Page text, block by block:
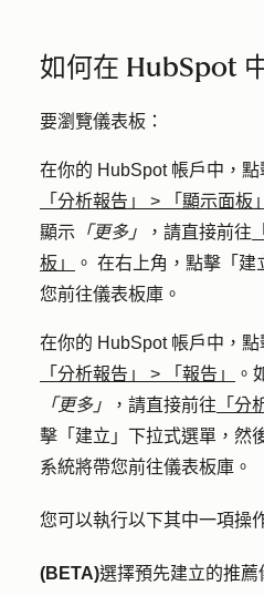
如何在 HubSpot
要瀏覽儀表板：
在你的 HubSpot 帳戶中，點
「分析報告」
> 「顯示面板」
顯示 「更多」 ，請直接前往
板」
。 在右上角，點擊 「
您前往儀表板庫。
在你的 HubSpot 帳戶中，點
「分析報告」
> 「報告」
。
「更多」
，請直接前往 「分
擊「 建立 」下拉式選單，然
系統將帶您前往儀表板庫。
您可以執行以下其中一項操
(BETA)選擇預先建立的推薦